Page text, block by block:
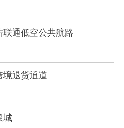
联通低空公共航路
境退货通道
城